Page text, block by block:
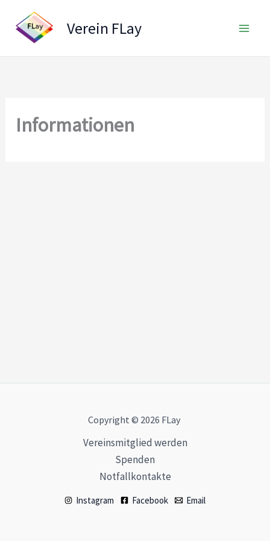
Inhalt
springen
Verein FLay
Informationen
Copyright © 2026 FLay
Vereinsmitglied werden
Spenden
Notfallkontakte
Instagram Facebook Email